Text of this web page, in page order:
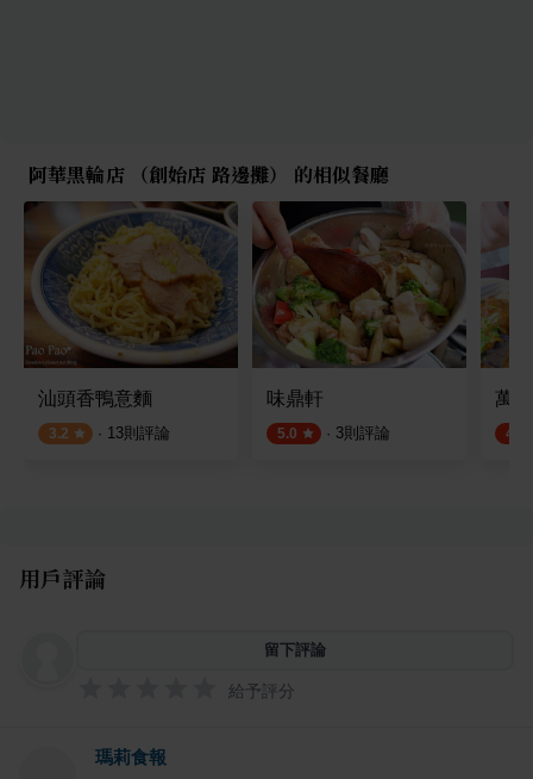
阿華黑輪店 （創始店 路邊攤） 的相似餐廳
汕頭香鴨意麵
3.2 · 13則評論
味鼎軒
5.0 · 3則評論
萬
4.8
用戶評論
留下評論
給予評分
瑪莉食報